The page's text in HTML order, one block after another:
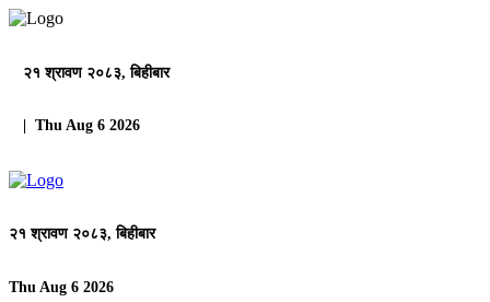
२१ श्रावण २०८३, बिहीबार
| Thu Aug 6 2026
२१ श्रावण २०८३, बिहीबार
Thu Aug 6 2026